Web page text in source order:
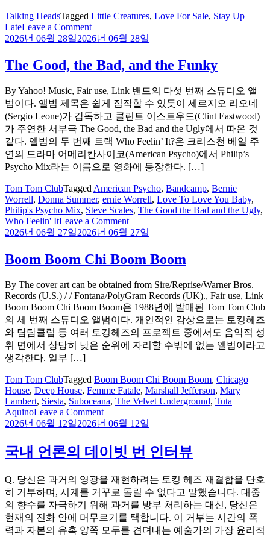
Talking HeadsTagged Little Creatures, Love For Sale, Stay Up
LateLeave a Commenton
Stay
Late
2026년 06월 28일2026년 06월 28일
The Good, the Bad, and the Funky
By Yahoo! Music, Fair use, Link 밴드의 다섯 번째 스튜디오 앨
범이다. 앨범 제목은 쉽게 짐작할 수 있듯이 세르지오 리오네
(Sergio Leone)가 감독하고 클린트 이스트우드(Clint Eastwood)
가 주연한 서부극 The Good, the Bad and the Ugly에서 따온 것
같다. 앨범의 두 번째 트랙 Who Feelin’ It?은 크리스천 베일 주
연의 드라마 어메리칸사이코(American Psycho)에서 Philip’s
Psycho Mix라는 이름으로 영화에 등장한다. […]
Tom Tom ClubTaggedAmerican Psycho, Bandcamp, Bernie
Worrell, Donna Summer, ernie Worrell, Love To Love You Baby,
Philip's Psycho Mix, Steve Scales, The Good the Bad and the Ugly,
Who Feelin' ItLeave a Commenton
The
Bad,
the
Funky
2026년 06월 27일2026년 06월 27일
Boom Boom Chi Boom Boom
By The cover art can be obtained from Sire/Reprise/Warner Bros.
Records (U.S.) / / Fontana/PolyGram Records (UK)., Fair use, Link
Boom Boom Chi Boom Boom은 1988년에 발매된 Tom Tom Club
의 세 번째 스튜디오 앨범이다. 개인적인 감상으로는 토킹헤즈
와 탐탐클럽 등 여러 토킹헤즈의 프로젝트 중에서도 음악적 성
취 면에서 상당히 낮은 순위에 자리할 수밖에 없는 앨범이라고
생각한다. 일부 […]
Tom Tom ClubTagged Boom Boom Chi Boom Boom, Chicago
House, Deep House, Femme Fatale, Marshall Jefferson, Mary
Lambert, Siesta, Suboceana, The Velvet Underground, Tuta
AquinoLeave a Commenton
Boom
Chi
Boom
2026년 06월 12일2026년 06월 12일
국내 언론의 데이빗 번 인터뷰
Q. 당신은 과거의 영광을 재현하려는 토킹 헤즈 재결합을 단호
히 거부하며, 시계를 거꾸로 돌릴 수 없다고 말했습니다. 대중
의 향수를 자극하기 위해 과거를 방부 처리하는 대신, 당신은
현재의 진화 안에 머무르기를 택합니다. 이 거부는 시간의 폭
력과 자본의 유혹 양쪽 모두를 견뎌내는 예술가의 가장 윤리적